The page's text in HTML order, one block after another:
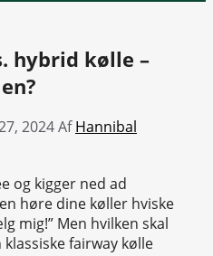
hybrid kølle –
2024AfHannibal
og kigger ned ad
høre dine køller hviske
mig!” Men hvilken skal
fairway kølle